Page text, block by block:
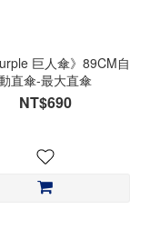
巨人傘》89CM自
直傘-最大直傘
NT$690